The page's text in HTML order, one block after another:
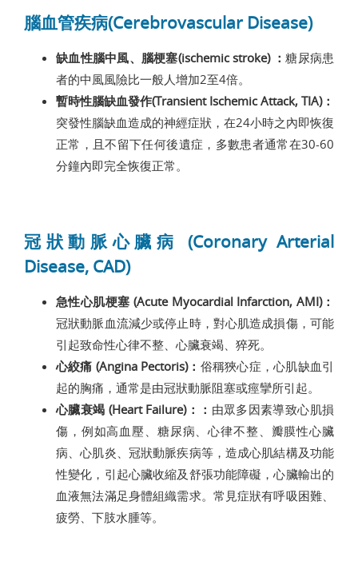
腦血管疾病(Cerebrovascular Disease)
缺血性腦中風、腦梗塞(ischemic stroke) ：糖尿病患
者的中風風險比一般人增加2至4倍。
暫時性腦缺血發作(Transient Ischemic Attack, TIA)：
突發性腦缺血造成的神經症狀，在24小時之內即恢復
正常，且不留下任何後遺症，多數患者通常在30-60
分鐘內即完全恢復正常。
冠狀動脈心臟病 (Coronary Arterial
Disease, CAD)
急性心肌梗塞 (Acute Myocardial Infarction, AMI)：
冠狀動脈血流減少或停止時，對心肌造成損傷，可能
引起致命性心律不整、心臟衰竭、猝死。
心絞痛 (Angina Pectoris)： 俗稱狹心症，心肌缺血引
起的胸痛，通常是由冠狀動脈阻塞或痙攣所引起。
心臟衰竭 (Heart Failure)：： 由眾多因素導致心肌損
傷，例如高血壓、糖尿病、心律不整、瓣膜性心臟
病、心肌炎、冠狀動脈疾病等，造成心肌結構及功能
性變化，引起心臟收縮及舒張功能障礙，心臟輸出的
血液無法滿足身體組織需求。常見症狀有呼吸困難、
疲勞、下肢水腫等。